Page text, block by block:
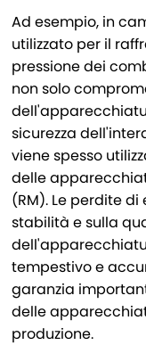
Ad esempio, in
utilizzato per il
pressione dei
non solo
sicurezza
viene spesso
delle
(RM). Le perdite
stabilità e sulla
tempestivo e
garanzia
delle
produzione.